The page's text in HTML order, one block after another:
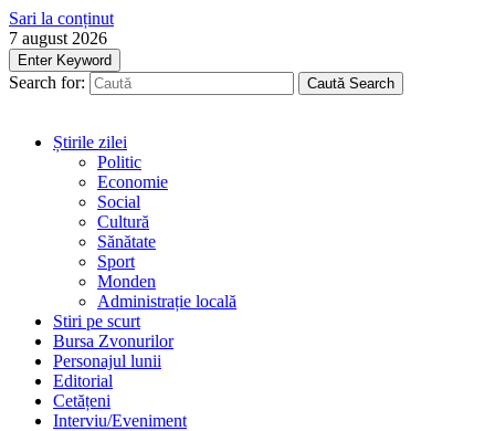
Sari la conținut
7 august 2026
Enter Keyword
Search for: Caută Search
Știrile zilei
Politic
Economie
Social
Cultură
Sănătate
Sport
Monden
Administrație locală
Stiri pe scurt
Bursa Zvonurilor
Personajul lunii
Editorial
Cetățeni
Interviu/Eveniment